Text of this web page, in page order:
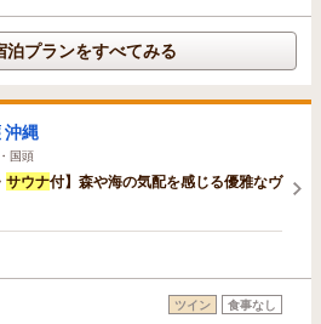
泊プランをすべてみる
縄
・国頭
サウナ付】森や海の気配を感じる優雅なヴ
ツイン 食事なし